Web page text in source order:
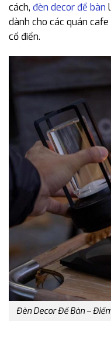
cách, đèn decor để bàn
dành cho các quán
cổ điển.
Đèn Decor Để Bàn –